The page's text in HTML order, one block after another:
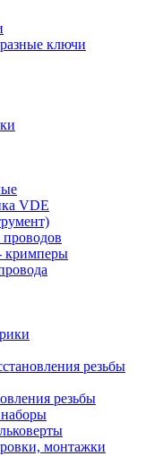
ключи
VDE
кримперы
резьбы
резьбы
монтажки